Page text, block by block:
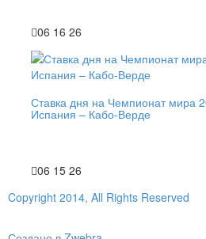
06 16 26
Ставка дня на Чемпионат мира
Испания – Кабо-Верде
06 15 26
Copyright 2014, All Rights Reserved